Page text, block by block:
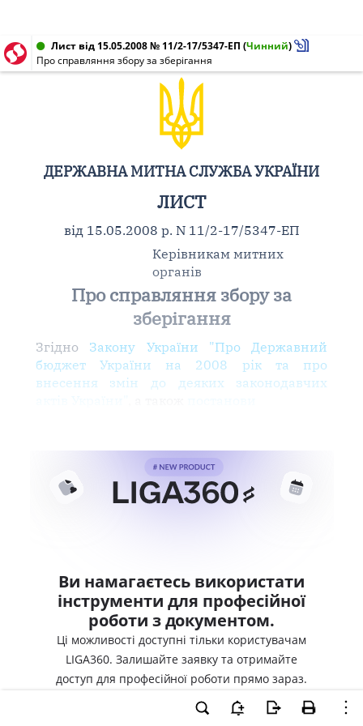
Лист від 15.05.2008 № 11/2-17/5347-ЕП (Чинний)
Про справляння збору за зберігання
ДЕРЖАВНА МИТНА СЛУЖБА УКРАЇНИ
ЛИСТ
від 15.05.2008 р. N 11/2-17/5347-ЕП
Керівникам митних
органів
Про справляння збору за
зберігання
Згідно Закону України "Про Державний
бюджет України на 2008 рік та про
внесення змін до деяких законодавчих
Ви намагаєтесь використати
інструменти для професійної
роботи з документом.
Ці можливості доступні тільки користувачам
LIGA360. Залишайте заявку та отримайте
доступ для професійної роботи прямо зараз.